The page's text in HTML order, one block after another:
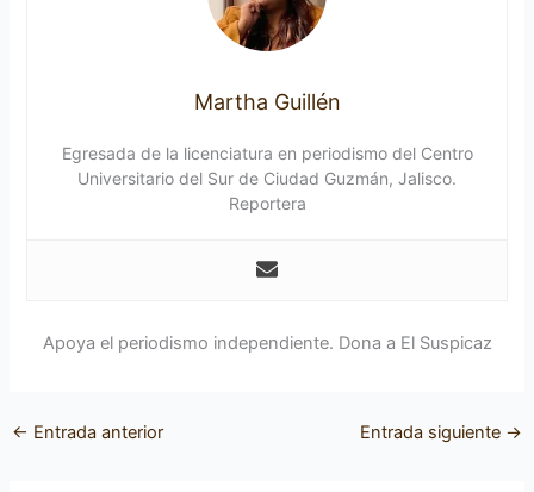
Martha Guillén
Egresada de la licenciatura en periodismo del Centro
Universitario del Sur de Ciudad Guzmán, Jalisco.
Reportera
Apoya el periodismo independiente. Dona a El Suspicaz
← Entrada anterior Entrada siguiente →